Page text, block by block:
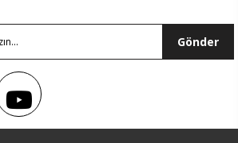
Gönder